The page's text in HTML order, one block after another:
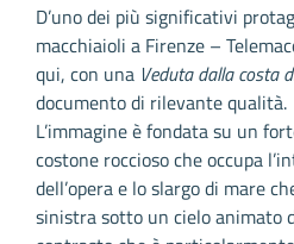
D’uno dei più significativi
macchiaioli a Firenze –
qui, con una Veduta dalla costa
documento di rilevante qualità.
L’immagine è fondata su un
costone roccioso che occupa
dell’opera e lo slargo di mare
sinistra sotto un cielo animato